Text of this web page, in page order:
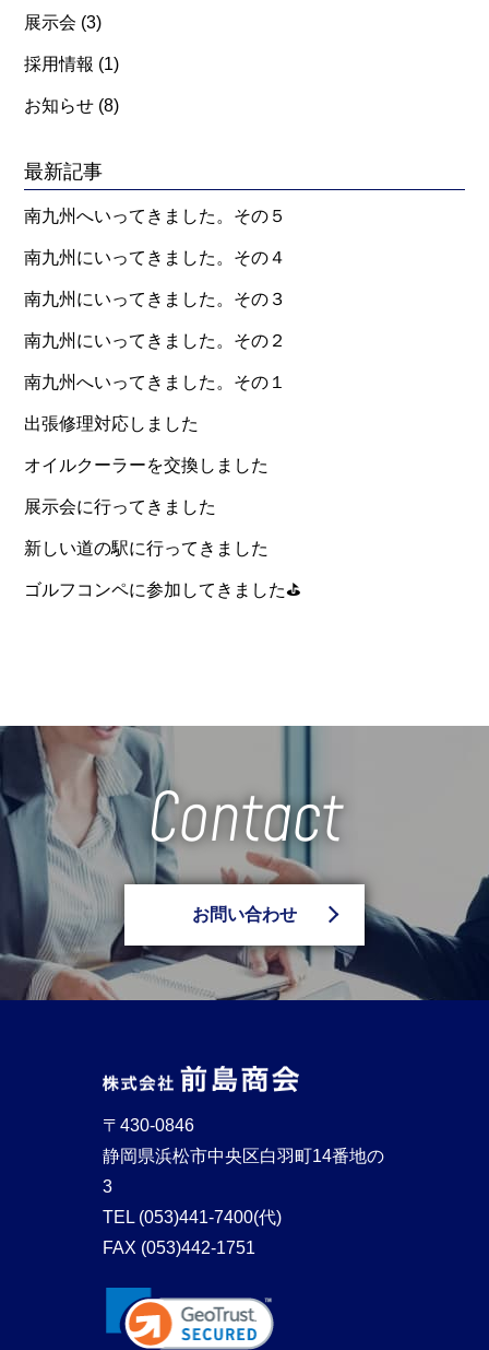
展示会 (3)
採用情報 (1)
お知らせ (8)
最新記事
南九州へいってきました。その５
南九州にいってきました。その４
南九州にいってきました。その３
南九州にいってきました。その２
南九州へいってきました。その１
出張修理対応しました
オイルクーラーを交換しました
展示会に行ってきました
新しい道の駅に行ってきました
ゴルフコンペに参加してきました⛳️
Contact
お問い合わせ
〒430-0846
静岡県浜松市中央区白羽町14番地の
3
TEL (053)441-7400(代)
FAX (053)442-1751